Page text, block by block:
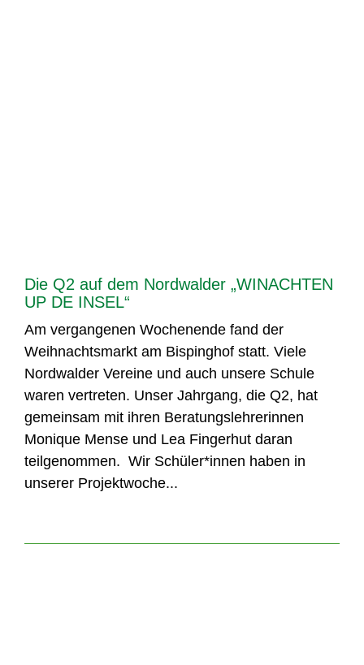
Die Q2 auf dem Nordwalder „WINACHTEN
UP DE INSEL“
Am vergangenen Wochenende fand der
Weihnachtsmarkt am Bispinghof statt. Viele
Nordwalder Vereine und auch unsere Schule
waren vertreten. Unser Jahrgang, die Q2, hat
gemeinsam mit ihren Beratungslehrerinnen
Monique Mense und Lea Fingerhut daran
teilgenommen. Wir Schüler*innen haben in
unserer Projektwoche...